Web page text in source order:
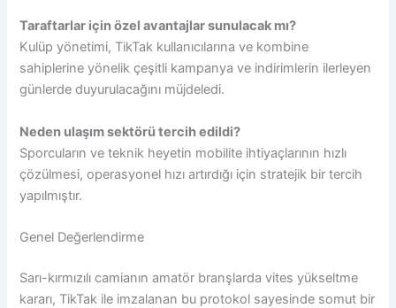
Taraftarlar için özel avantajlar sunulacak mı?
Kulüp yönetimi, TikTak kullanıcılarına ve kombine
sahiplerine yönelik çeşitli kampanya ve indirimlerin ilerleyen
günlerde duyurulacağını müjdeledi.
Neden ulaşım sektörü tercih edildi?
Sporcuların ve teknik heyetin mobilite ihtiyaçlarının hızlı
çözülmesi, operasyonel hızı artırdığı için stratejik bir tercih
yapılmıştır.
Genel Değerlendirme
Sarı-kırmızılı camianın amatör branşlarda vites yükseltme
kararı, TikTak ile imzalanan bu protokol sayesinde somut bir